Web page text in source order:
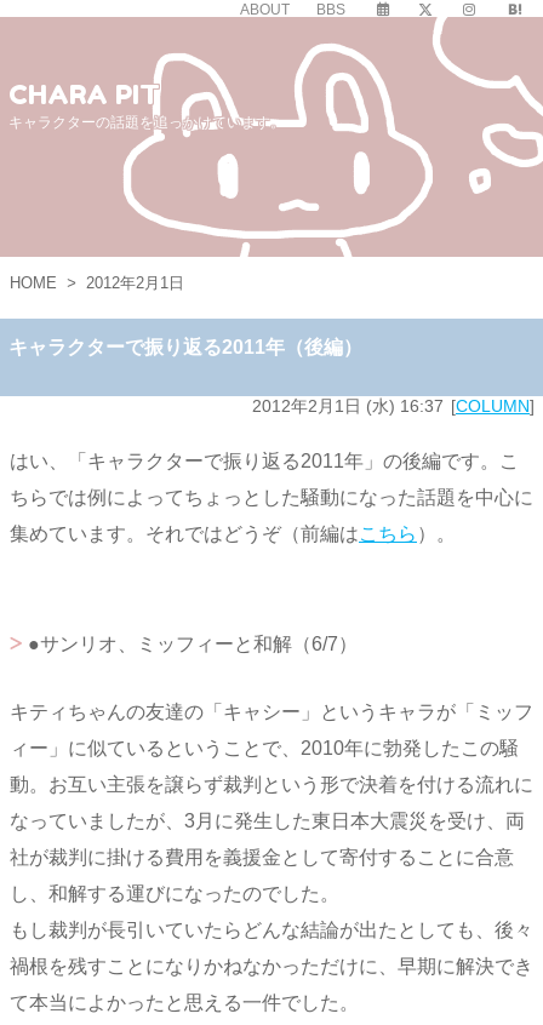
ABOUT BBS
CHARA PIT
キャラクターの話題を追っかけています。
HOME > 2012年2月1日
キャラクターで振り返る2011年（後編）
2012年2月1日 (水) 16:37 COLUMN
はい、「キャラクターで振り返る2011年」の後編です。こ
ちらでは例によってちょっとした騒動になった話題を中心に
集めています。それではどうぞ（前編はこちら ）。
●サンリオ、ミッフィーと和解（6/7）
キティちゃんの友達の「キャシー」というキャラが「ミッフ
ィー」に似ているということで、2010年に勃発したこの騒
動。お互い主張を譲らず裁判という形で決着を付ける流れに
なっていましたが、3月に発生した東日本大震災を受け、両
社が裁判に掛ける費用を義援金として寄付することに合意
し、和解する運びになったのでした。
もし裁判が長引いていたらどんな結論が出たとしても、後々
禍根を残すことになりかねなかっただけに、早期に解決でき
て本当によかったと思える一件でした。